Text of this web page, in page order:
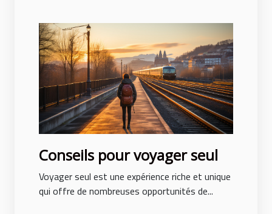
Conseils pour voyager seul
Voyager seul est une expérience riche et unique
qui offre de nombreuses opportunités de...